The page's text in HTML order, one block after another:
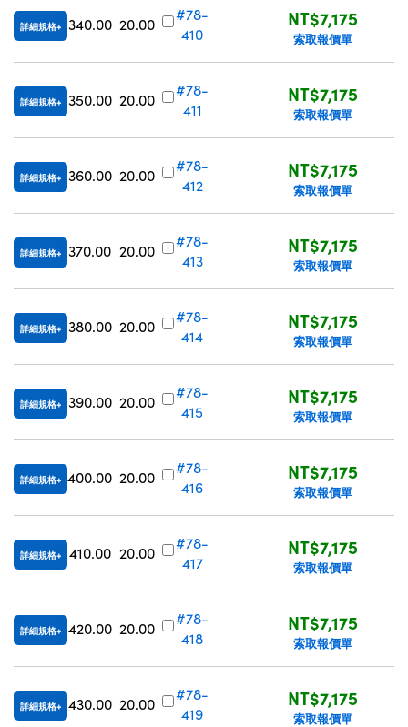
詳細規格 340.00 20.00
#78-
410
NT$7,175
索取報價單
詳細規格 350.00 20.00
#78-
411
NT$7,175
索取報價單
詳細規格 360.00 20.00
#78-
412
NT$7,175
索取報價單
詳細規格 370.00 20.00
#78-
413
NT$7,175
索取報價單
詳細規格 380.00 20.00
#78-
414
NT$7,175
索取報價單
詳細規格 390.00 20.00
#78-
415
NT$7,175
索取報價單
詳細規格 400.00 20.00
#78-
416
NT$7,175
索取報價單
詳細規格 410.00 20.00
#78-
417
NT$7,175
索取報價單
詳細規格 420.00 20.00
#78-
418
NT$7,175
索取報價單
詳細規格 430.00 20.00
#78-
419
NT$7,175
索取報價單